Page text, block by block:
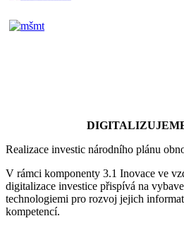
Realizace investic národního plánu
V rámci komponenty 3.1 Inovace ve
digitalizace investice přispívá na
technologiemi pro rozvoj jejich
kompetencí.